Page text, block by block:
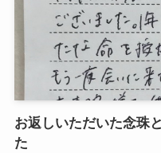
お返しいただいた念珠
た